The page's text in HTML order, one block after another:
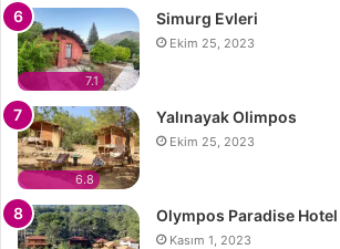
7.1
Simurg Evleri
Ekim 25, 2023
6.8
Yalınayak Olimpos
Ekim 25, 2023
Olympos Paradise Hotel
Kasım 1, 2023